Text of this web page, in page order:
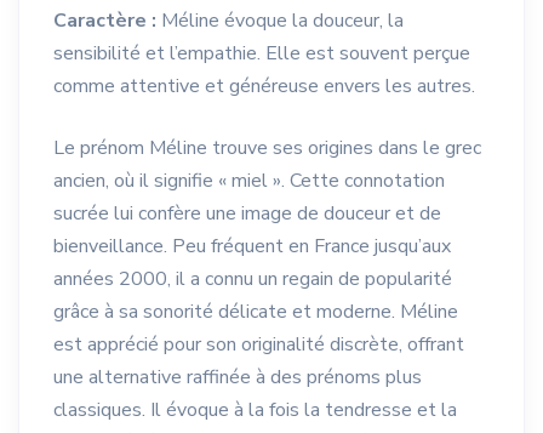
Caractère : Méline évoque la douceur, la
sensibilité et l’empathie. Elle est souvent perçue
comme attentive et généreuse envers les autres.
Le prénom Méline trouve ses origines dans le grec
ancien, où il signifie « miel ». Cette connotation
sucrée lui confère une image de douceur et de
bienveillance. Peu fréquent en France jusqu’aux
années 2000, il a connu un regain de popularité
grâce à sa sonorité délicate et moderne. Méline
est apprécié pour son originalité discrète, offrant
une alternative raffinée à des prénoms plus
classiques. Il évoque à la fois la tendresse et la